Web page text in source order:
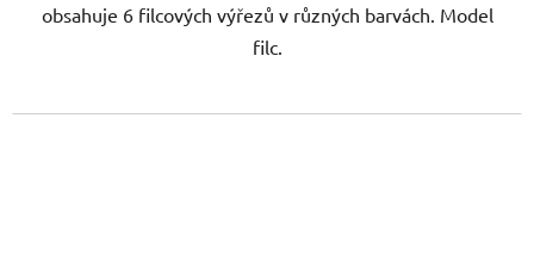
obsahuje 6 filcových výřezů v různých barvách. Model
filc.